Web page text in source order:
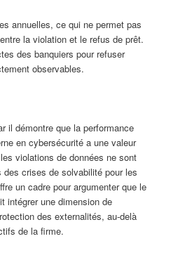
annuelles, ce qui ne permet pas
la violation et le refus de prêt.
des banquiers pour refuser
observables.
il démontre que la performance
en cybersécurité a une valeur
violations de données ne sont
crises de solvabilité pour les
un cadre pour argumenter que le
intégrer une dimension de
des externalités, au-delà
de la firme.